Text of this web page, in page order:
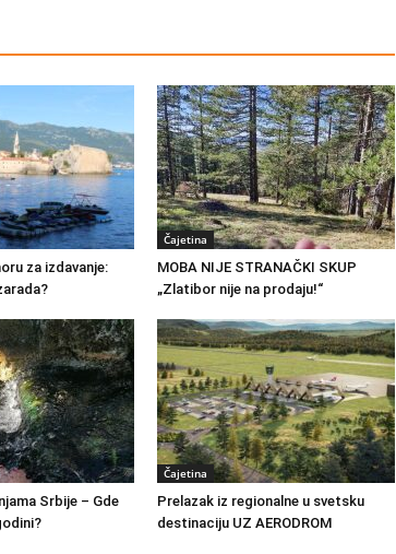
za izdavanje:
Čajetina
MOBA NIJE STRANAČKI SKUP
„Zlatibor nije na prodaju!“
Srbije – Gde
Čajetina
Prelazak iz regionalne u svetsku
destinaciju UZ AERODROM